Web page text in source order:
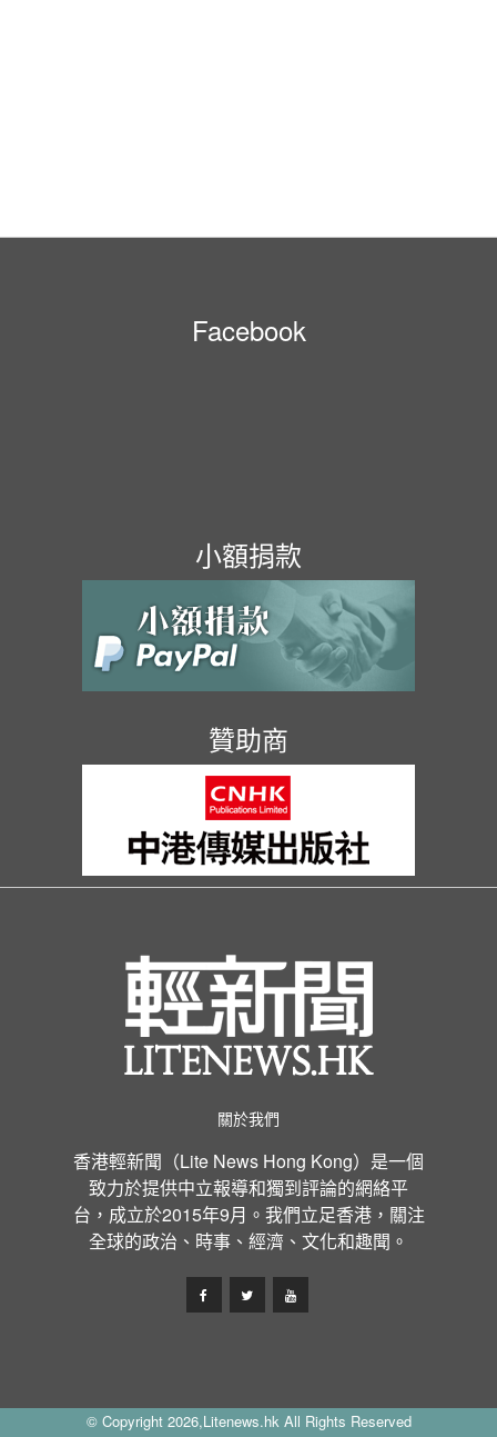
Facebook
小額捐款
贊助商
關於我們
香港輕新聞（Lite News Hong Kong）是一個
致力於提供中立報導和獨到評論的網絡平
台，成立於2015年9月。我們立足香港，關注
全球的政治、時事、經濟、文化和趣聞。
© Copyright 2026,Litenews.hk All Rights Reserved